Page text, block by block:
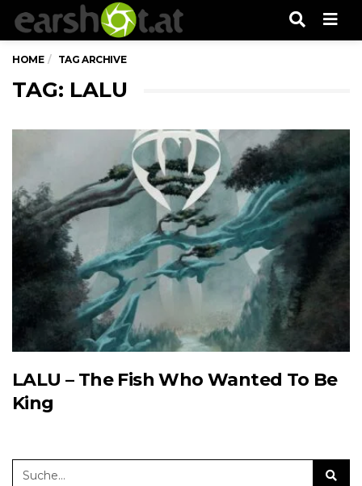
HOME TAG ARCHIVE
TAG: LALU
LALU – The Fish Who Wanted To Be
King